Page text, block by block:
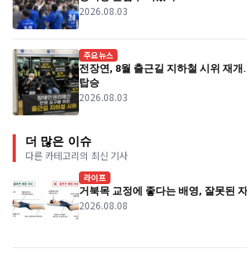
2026.08.03
주요뉴스
전장연, 8월 출근길 지하철 시위 재
탑승
2026.08.03
더 많은 이슈
다른 카테고리의 최신 기사
라이프
거북목 교정에 좋다는 배영, 잘못된
2026.08.08